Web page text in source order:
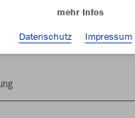
Farbe
mehr Infos
Datenschutz
Impressum